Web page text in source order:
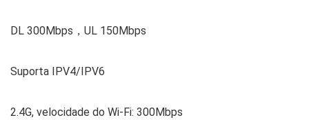
DL 300Mbps，UL 150Mbps
Suporta IPV4/IPV6
2.4G, velocidade do Wi-Fi: 300Mbps